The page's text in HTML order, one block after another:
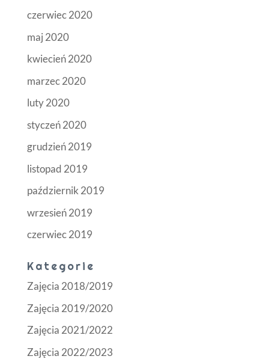
czerwiec 2020
maj 2020
kwiecień 2020
marzec 2020
luty 2020
styczeń 2020
grudzień 2019
listopad 2019
październik 2019
wrzesień 2019
czerwiec 2019
Kategorie
Zajęcia 2018/2019
Zajęcia 2019/2020
Zajęcia 2021/2022
Zajęcia 2022/2023